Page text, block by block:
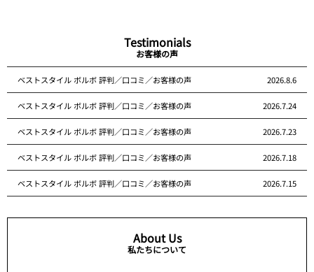
Testimonials
お客様の声
ベストスタイル ボルボ 評判／口コミ／お客様の声 2026.8.6
ベストスタイル ボルボ 評判／口コミ／お客様の声 2026.7.24
ベストスタイル ボルボ 評判／口コミ／お客様の声 2026.7.23
ベストスタイル ボルボ 評判／口コミ／お客様の声 2026.7.18
ベストスタイル ボルボ 評判／口コミ／お客様の声 2026.7.15
About Us
私たちについて